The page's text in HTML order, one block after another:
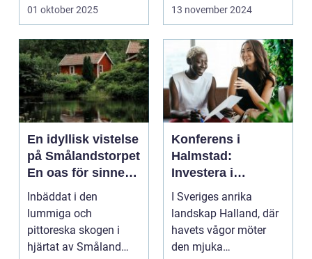
01 oktober 2025 13 november 2024
En idyllisk vistelse
på Smålandstorpet
En oas för sinnet
på svenska
landsbygden
Inbäddat i den
lummiga och
pittoreska skogen i
hjärtat av Småland
Konferens i
Halmstad:
Investera i
inspiration och
effektivitet
I Sveriges anrika
landskap Halland, där
havets vågor möter
den mjuka